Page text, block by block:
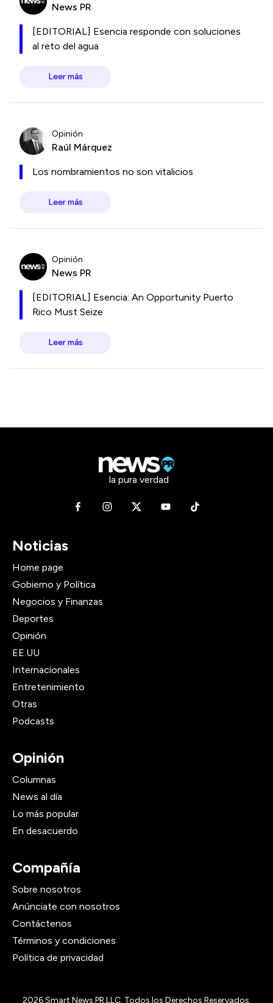
News PR
[EDITORIAL] Esencia responde con soluciones
al reto del agua
Leer más
Opinión
Raúl Márquez
Los nombramientos no son vitalicios
Leer más
Opinión
News PR
[EDITORIAL] Esencia: An Opportunity Puerto
Rico Must Seize
Leer más
la pura verdad
Noticias
Home page
Gobierno y Política
Negocios y Finanzas
Deportes
Opinión
EE.UU
Internacionales
Entretenimiento
Otras
Podcasts
Opinión
Columnas
News al día
Lo más popular
En desacuerdo
Compañía
Sobre nosotros
Anúnciate con nosotros
Contáctenos
Términos y condiciones
Política de privacidad
2026Smart News PR LLC, Todos los Derechos Reservados.